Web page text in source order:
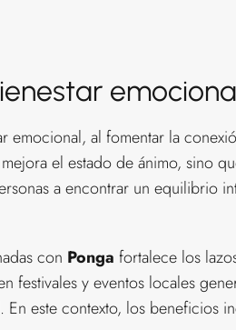
al fomentar la
el estado de ánimo, sino
a encontrar un equilibrio
con Ponga fortalece los
festivales y eventos locales
este contexto, los beneficios